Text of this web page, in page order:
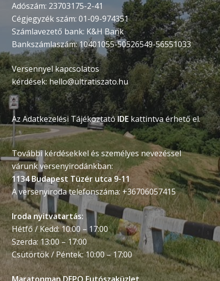
Adószám: 23703175-2-41
Cégjegyzék szám: 01-09-974351
Számlavezető bank: K&H Bank
Bankszámlaszám: 10401055-50526549-56551033
Versennyel kapcsolatos
kérdések: hello@ultratiszato.hu
Az Adatkezelési Tájékoztató IDE kattintva érhető el.
További kérdésekkel és személyes nevezéssel
várunk versenyirodánkban:
1134 Budapest Tüzér utca 9-11
A versenyiroda telefonszáma: +36706057415
Iroda nyitvatartás:
Hétfő / Kedd: 10:00 – 17:00
Szerda: 13:00 – 17:00
Csütörtök / Péntek: 10:00 – 17:00